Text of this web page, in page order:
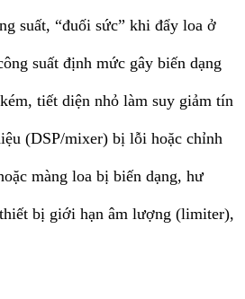
suất, “đuối sức” khi đẩy loa ở
suất định mức gây biến dạng
tiết diện nhỏ làm suy giảm tín
(DSP/mixer) bị lỗi hoặc chỉnh
màng loa bị biến dạng, hư
bị giới hạn âm lượng (limiter),